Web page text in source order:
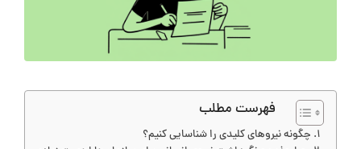
فهرست مطلب
چگونه نیرو‌های کلیدی را شناسایی کنیم؟